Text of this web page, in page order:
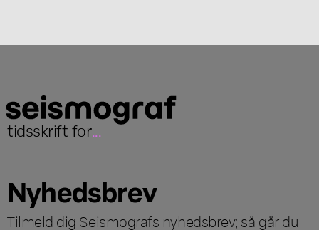
tidsskrift for...
Nyhedsbrev
Tilmeld dig Seismografs nyhedsbrev; så går du